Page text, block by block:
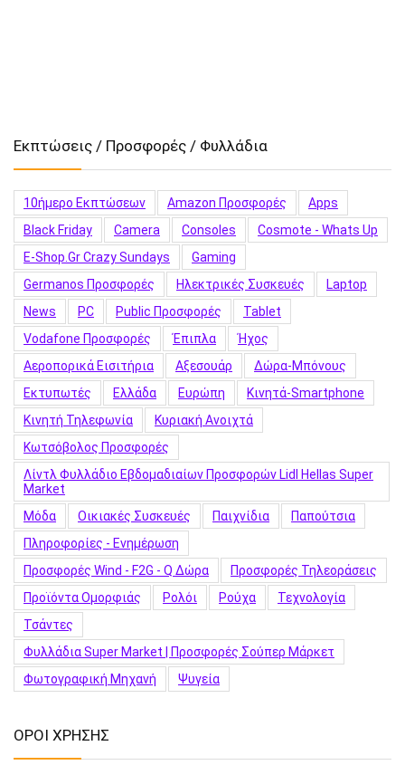
Εκπτώσεις / Προσφορές / Φυλλάδια
10ήμερο Εκπτώσεων Amazon Προσφορές
Apps
Black Friday
Camera Consoles
Cosmote - Whats Up
E-Shop.gr Crazy Sundays
Gaming
Germanos Προσφορές
Hλεκτρικές Συσκευές
Laptop
News
PC Public Προσφορές
Tablet
Vodafone Προσφορές
Έπιπλα
Ήχος
Αεροπορικά Εισιτήρια
Αξεσουάρ
Δώρα-Μπόνους
Εκτυπωτές
Ελλάδα Ευρώπη
Κινητά-Smartphone
Κινητή Τηλεφωνία
Κυριακή Ανοιχτά
Κωτσόβολος Προσφορές
Λίντλ Φυλλάδιο Εβδομαδιαίων Προσφορών Lidl Hellas Super
Market
Μόδα
Οικιακές Συσκευές Παιχνίδια
Παπούτσια
Πληροφορίες - Ενημέρωση
Προσφορές Wind - F2G - Q Δώρα
Προσφορές Τηλεοράσεις
Προϊόντα Ομορφιάς
Ρολόι Ρούχα
Τεχνολογία
Τσάντες
Φυλλάδια Super Market | Προσφορές Σούπερ Μάρκετ
Φωτογραφική Μηχανή
Ψυγεία
ΟΡΟΙ ΧΡΗΣΗΣ